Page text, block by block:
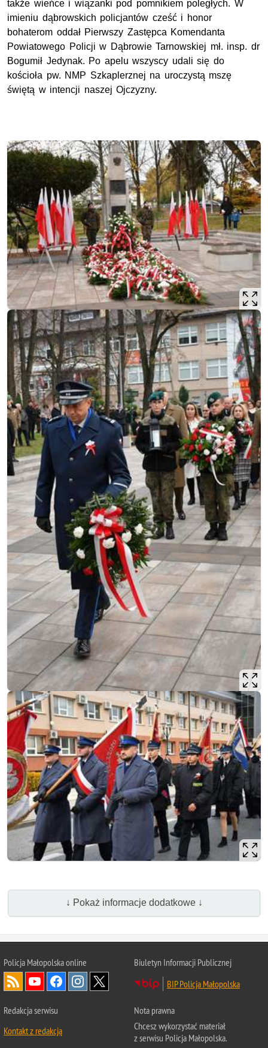
także wieńce i wiązanki pod pomnikiem poległych. W
imieniu dąbrowskich policjantów cześć i honor
bohaterom oddał Pierwszy Zastępca Komendanta
Powiatowego Policji w Dąbrowie Tarnowskiej mł. insp. dr
Bogumił Jedynak. Po apelu wszyscy udali się do
kościoła pw. NMP Szkaplerznej na uroczystą mszę
świętą w intencji naszej Ojczyzny.
↓ Pokaż informacje dodatkowe ↓
Policja Małopolska online
Biuletyn Informacji Publicznej
BIP Policja Małopolska
Redakcja serwisu
Kontakt z redakcją
Nota prawna
Chcesz wykorzystać materiał
z serwisu Policja Małopolska.